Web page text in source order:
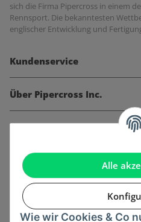
Alle
Wie wir Cookies & Co
sich die Firma Pipercross in einem
Rennsport. Die bekanntesten
englischer Entwicklung und
Kundenservice
Über Pipercross Inc.
Informationen
Gesetzliche Informationen